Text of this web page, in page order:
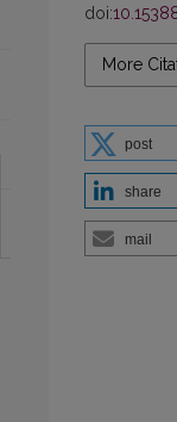
doi:
More
post
share
mail